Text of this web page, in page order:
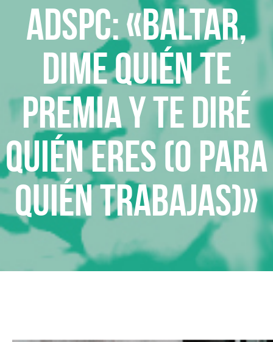
ADSPC: «Baltar,
dime quién te
premia y te diré
quién eres (o para
quién trabajas)»